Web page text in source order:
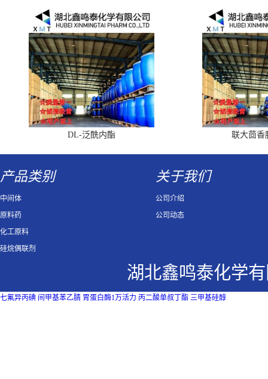
DL-泛酰内酯 联大茴香
产品类别
中间体
原料药
化工原料
硅烷偶联剂
关于我们
公司介绍
公司动态
湖北鑫鸣泰化学
七氟异丙碘 间甲基苯乙腈 胃蛋白酶1万活力 丙二酸单叔丁酯 三甲基硅醇